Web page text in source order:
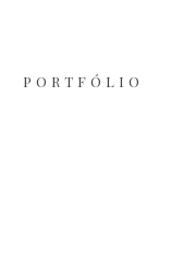
PORTFÓLIO